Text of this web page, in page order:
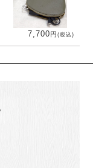
7,700円 (税込)